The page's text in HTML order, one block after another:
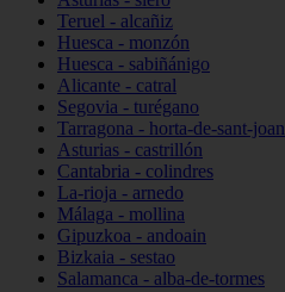
Teruel - alcañiz
Huesca - monzón
Huesca - sabiñánigo
Alicante - catral
Segovia - turégano
Tarragona - horta-de-sant-joan
Asturias - castrillón
Cantabria - colindres
La-rioja - arnedo
Málaga - mollina
Gipuzkoa - andoain
Bizkaia - sestao
Salamanca - alba-de-tormes